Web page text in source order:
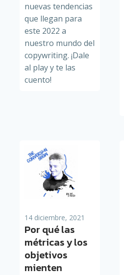
nuevas tendencias
que llegan para
este 2022 a
nuestro mundo del
copywriting. ¡Dale
al play y te las
cuento!
14 diciembre, 2021
Por qué las
métricas y los
objetivos
mienten